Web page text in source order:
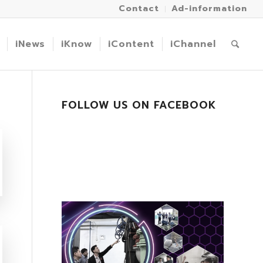
Contact Ad-information
iNews iKnow iContent iChannel
FOLLOW US ON FACEBOOK